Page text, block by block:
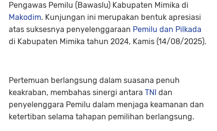
Pengawas Pemilu (Bawaslu) Kabupaten Mimika di
Makodim. Kunjungan ini merupakan bentuk apresiasi
atas suksesnya penyelenggaraan Pemilu dan Pilkada
di Kabupaten Mimika tahun 2024, Kamis (14/08/2025).
Pertemuan berlangsung dalam suasana penuh
keakraban, membahas sinergi antara TNI dan
penyelenggara Pemilu dalam menjaga keamanan dan
ketertiban selama tahapan pemilihan berlangsung.